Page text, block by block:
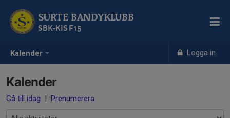
Kalender Logga in
SURTE BANDYKLUBB
SBK-KIS F15
Kalender
Gå till idag | Prenumerera